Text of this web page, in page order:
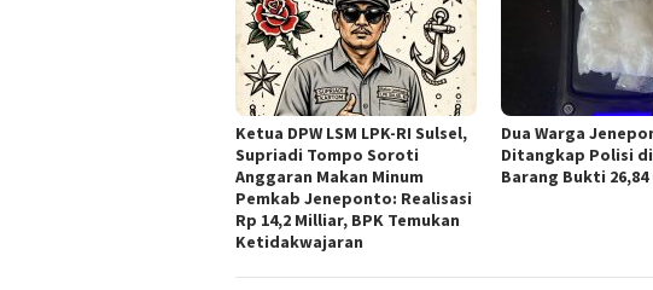
Ketua DPW LSM LPK-RI Sulsel,
Supriadi Tompo Soroti
Anggaran Makan Minum
Pemkab Jeneponto: Realisasi
Rp 14,2 Milliar, BPK Temukan
Ketidakwajaran
Dua Warga
Ditangkap Polisi
Barang Bukti 26,84